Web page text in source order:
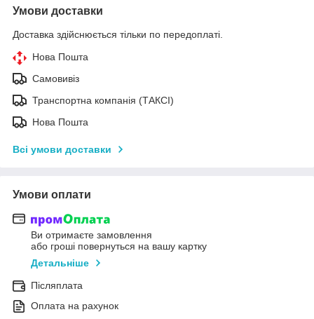
Умови доставки
Доставка здійснюється тільки по передоплаті.
Нова Пошта
Самовивіз
Транспортна компанія (ТАКСІ)
Нова Пошта
Всі умови доставки
Умови оплати
Ви отримаєте замовлення
або гроші повернуться на вашу картку
Детальніше
Післяплата
Оплата на рахунок